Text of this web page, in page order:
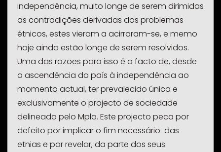
independência, muito longe de serem dirimidas
as contradições derivadas dos problemas
étnicos, estes vieram a acirraram-se, e memo
hoje ainda estão longe de serem resolvidos.
Uma das razões para isso é o facto de, desde
a ascendência do país à independência ao
momento actual, ter prevalecido única e
exclusivamente o projecto de sociedade
delineado pelo Mpla. Este projecto peca por
defeito por implicar o fim necessário das
etnias e por revelar, da parte dos seus